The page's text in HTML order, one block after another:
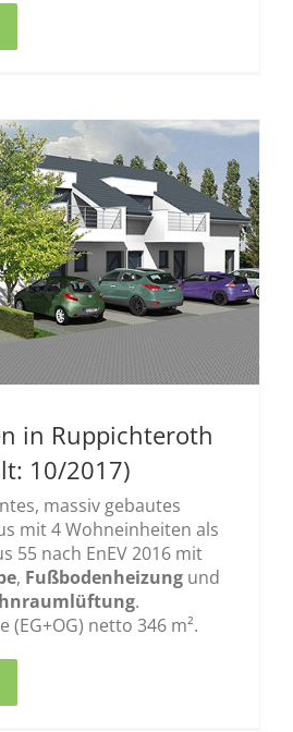
in Ruppichteroth
10/2017)
massiv gebautes
mit 4 Wohneinheiten als
55 nach EnEV 2016 mit
, Fußbodenheizung und
.
netto 346 m².